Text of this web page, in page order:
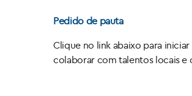
Pedido de pauta
Clique no link abaixo para
colaborar com talentos locais e